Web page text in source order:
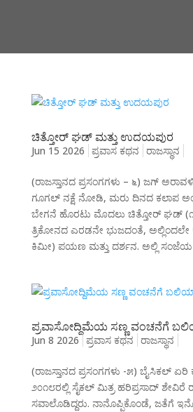
ಚಿತ್ತೋರ್ ಘಡ್ ಮತ್ತು ಉದಯಪುರ
Jun 15 2026 ಪ್ರವಾಸ ಕಥನ ರಾಜಸ್ಥಾನ
(ರಾಜಸ್ತಾನದ ಪ್ರಸಂಗಗಳು – ೬) ಜಗ್
ಗೂಗಲ್ ನಕ್ಷೆ ನೋಡಿ, ಮರು ದಿನದ ಕಲಾಪ
ಬೇಗನೆ ಹೊರಟು ಮೊದಲು ಚಿತ್ತೋರ್ ಘಡ್
ತ್ರಿಕೋನದ ಎರಡನೇ ಭುಜದಂತೆ, ಅಲ್ಲಿಂದಲೇ
ಕಿಮೀ) ಪಯಣ ಮತ್ತು ದರ್ಶನ. ಅಲ್ಲಿ ಸಂಜೆಯ
ಪ್ರವಾಸೋದ್ದಿಮೆಯ ಸಣ್ಣ ವಂಚನೆಗೆ
Jun 8 2026 ಪ್ರವಾಸ ಕಥನ ರಾಜಸ್ಥಾನ
(ರಾಜಸ್ತಾನದ ಪ್ರಸಂಗಗಳು -೫) ಬೈಸಿಕಲ್ ಏರಿ
೨೦೧೮ರಲ್ಲಿ ಸೈಕಲ್ ಮಿತ್ರ ಹರಿಪ್ರಸಾದ್ ಶೇವಿರೆ
ಸವಾಲೊಡಿದ್ದರು. ನಾನೊಪ್ಪಿಕೊಂಡೆ, ಜತೆಗೆ